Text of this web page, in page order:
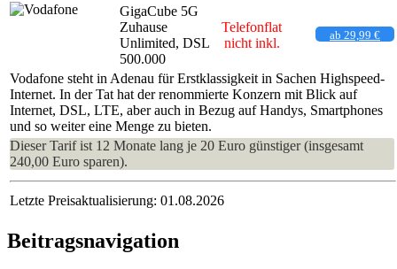
GigaCube 5G
Zuhause
Unlimited, DSL
500.000
Telefonflat
nicht inkl.
ab 29,99 €
Vodafone steht in Adenau für Erstklassigkeit in Sachen Highspeed-
Internet. In der Tat hat der renommierte Konzern mit Blick auf
Internet, DSL, LTE, aber auch in Bezug auf Handys, Smartphones
und so weiter eine Menge zu bieten.
Dieser Tarif ist 12 Monate lang je 20 Euro günstiger (insgesamt
240,00 Euro sparen).
Letzte Preisaktualisierung: 01.08.2026
Beitragsnavigation